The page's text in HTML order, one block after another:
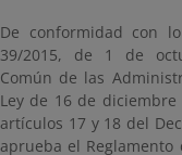
De conformidad con
39/2015, de 1 de
Común de las
Ley de 16 de diciembre
artículos 17 y 18 del
aprueba el Reglamento